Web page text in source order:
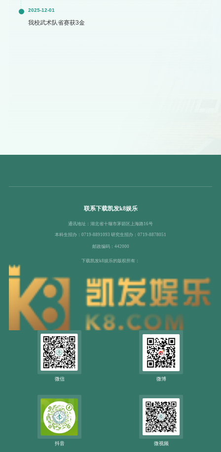
2025-12-01
我校武术队省赛获3金
联系下载凯发k8娱乐
通讯地址：湖北省十堰市茅箭区上海路16号
本科生招办：0719-8891093 研究生招办：0719-8878051
邮政编码：442000
下载凯发k8娱乐的版权所有：
微信 微博
抖音 微视频